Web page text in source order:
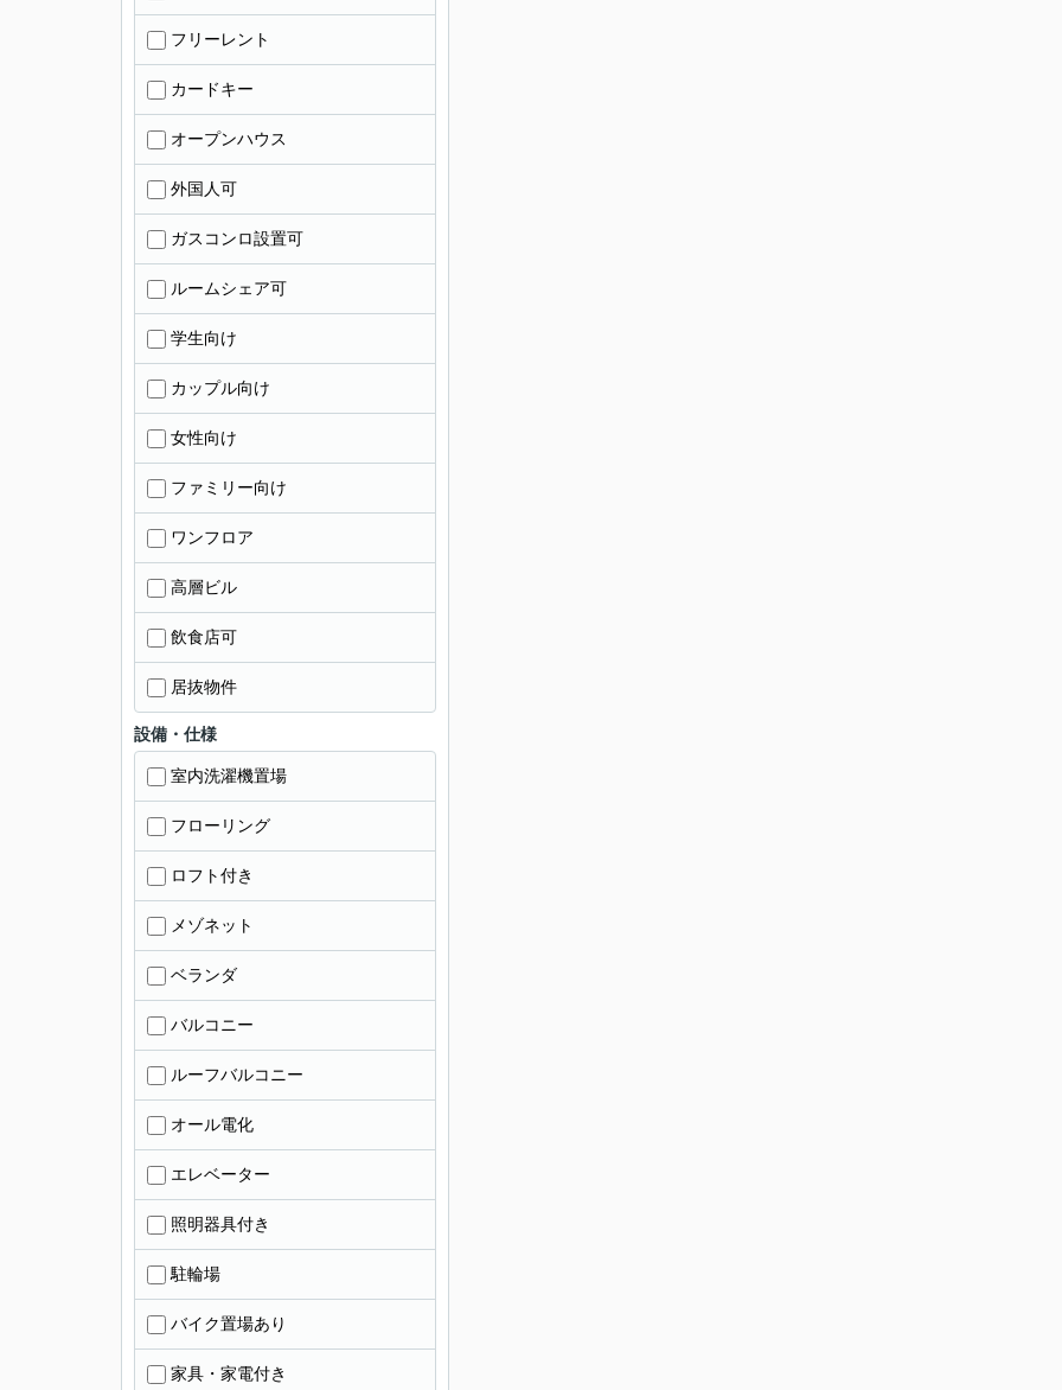
フリーレント
カードキー
オープンハウス
外国人可
ガスコンロ設置可
ルームシェア可
学生向け
カップル向け
女性向け
ファミリー向け
ワンフロア
高層ビル
飲食店可
居抜物件
設備・仕様
室内洗濯機置場
フローリング
ロフト付き
メゾネット
ベランダ
バルコニー
ルーフバルコニー
オール電化
エレベーター
照明器具付き
駐輪場
バイク置場あり
家具・家電付き